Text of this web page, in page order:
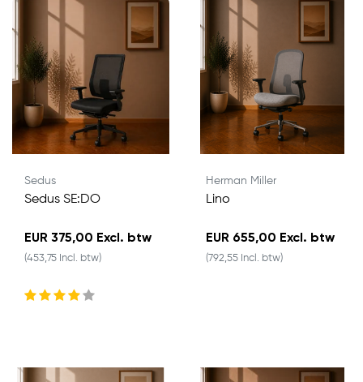
Sedus
Sedus SE:DO
EUR 375,00 Excl. btw
(453,75 Incl. btw)
Herman Miller
Lino
EUR 655,00 Excl. btw
(792,55 Incl. btw)